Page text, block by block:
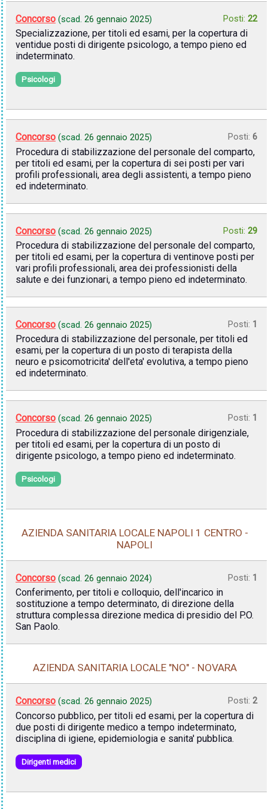
Concorso (scad. 26 gennaio 2025) Posti: 22
Specializzazione, per titoli ed esami, per la copertura di
ventidue posti di dirigente psicologo, a tempo pieno ed
indeterminato.
Psicologi
Concorso (scad. 26 gennaio 2025) Posti: 6
Procedura di stabilizzazione del personale del comparto,
per titoli ed esami, per la copertura di sei posti per vari
profili professionali, area degli assistenti, a tempo pieno
ed indeterminato.
Concorso (scad. 26 gennaio 2025) Posti: 29
Procedura di stabilizzazione del personale del comparto,
per titoli ed esami, per la copertura di ventinove posti per
vari profili professionali, area dei professionisti della
salute e dei funzionari, a tempo pieno ed indeterminato.
Concorso (scad. 26 gennaio 2025) Posti: 1
Procedura di stabilizzazione del personale, per titoli ed
esami, per la copertura di un posto di terapista della
neuro e psicomotricita' dell'eta' evolutiva, a tempo pieno
ed indeterminato.
Concorso (scad. 26 gennaio 2025) Posti: 1
Procedura di stabilizzazione del personale dirigenziale,
per titoli ed esami, per la copertura di un posto di
dirigente psicologo, a tempo pieno ed indeterminato.
Psicologi
AZIENDA SANITARIA LOCALE NAPOLI 1 CENTRO -
NAPOLI
Concorso (scad. 26 gennaio 2024) Posti: 1
Conferimento, per titoli e colloquio, dell'incarico in
sostituzione a tempo determinato, di direzione della
struttura complessa direzione medica di presidio del P.O.
San Paolo.
AZIENDA SANITARIA LOCALE "NO" - NOVARA
Concorso (scad. 26 gennaio 2025) Posti: 2
Concorso pubblico, per titoli ed esami, per la copertura di
due posti di dirigente medico a tempo indeterminato,
disciplina di igiene, epidemiologia e sanita' pubblica.
Dirigenti medici